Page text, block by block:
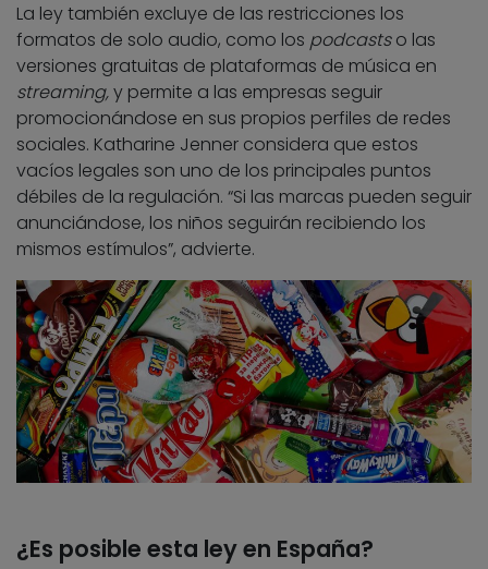
La ley también excluye de las restricciones los
formatos de solo audio, como los podcastso las
versiones gratuitas de plataformas de música en
streaming,y permite a las empresas seguir
promocionándose en sus propios perfiles de redes
sociales. Katharine Jenner considera que estos
vacíos legales son uno de los principales puntos
débiles de la regulación. “Si las marcas pueden seguir
anunciándose, los niños seguirán recibiendo los
mismos estímulos”, advierte.
¿Es posible esta ley en España?